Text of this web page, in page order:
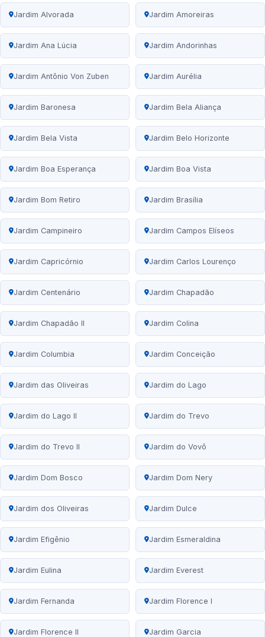
Jardim Alvorada Jardim Amoreiras
Jardim Ana Lúcia Jardim Andorinhas
Jardim Antônio Von Zuben Jardim Aurélia
Jardim Baronesa Jardim Bela Aliança
Jardim Bela Vista Jardim Belo Horizonte
Jardim Boa Esperança Jardim Boa Vista
Jardim Bom Retiro Jardim Brasília
Jardim Campineiro Jardim Campos Elíseos
Jardim Capricórnio Jardim Carlos Lourenço
Jardim Centenário Jardim Chapadão
Jardim Chapadão II Jardim Colina
Jardim Columbia Jardim Conceição
Jardim das Oliveiras Jardim do Lago
Jardim do Lago II Jardim do Trevo
Jardim do Trevo II Jardim do Vovô
Jardim Dom Bosco Jardim Dom Nery
Jardim dos Oliveiras Jardim Dulce
Jardim Efigênio Jardim Esmeraldina
Jardim Eulina Jardim Everest
Jardim Fernanda Jardim Florence I
Jardim Florence II Jardim Garcia